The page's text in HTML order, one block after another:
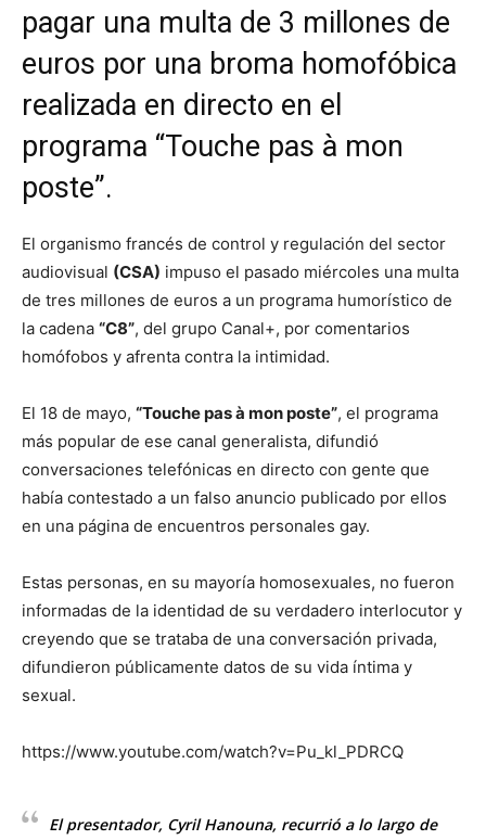
pagar una multa de 3 millones de
euros por una broma homofóbica
realizada en directo en el
programa “Touche pas à mon
poste”.
El organismo francés de control y regulación del sector
audiovisual (CSA) impuso el pasado miércoles una multa
de tres millones de euros a un programa humorístico de
la cadena “C8”, del grupo Canal+, por comentarios
homófobos y afrenta contra la intimidad.
El 18 de mayo, “Touche pas à mon poste”, el programa
más popular de ese canal generalista, difundió
conversaciones telefónicas en directo con gente que
había contestado a un falso anuncio publicado por ellos
en una página de encuentros personales gay.
Estas personas, en su mayoría homosexuales, no fueron
informadas de la identidad de su verdadero interlocutor y
creyendo que se trataba de una conversación privada,
difundieron públicamente datos de su vida íntima y
sexual.
https://www.youtube.com/watch?v=Pu_kl_PDRCQ
El presentador, Cyril Hanouna, recurrió a lo largo de